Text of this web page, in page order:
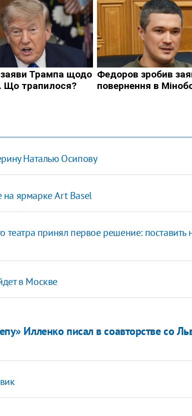
Наталью Осипову
на ярмарке Art Basel
театра принял первое решение: поставить
в Москве
Илленко писал в соавторстве со